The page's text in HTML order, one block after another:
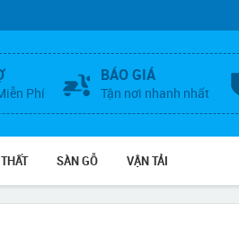
Phí
BÁO GIÁ
Tận nơi nhanh nhất
SÀN GỖ VẬN TẢI